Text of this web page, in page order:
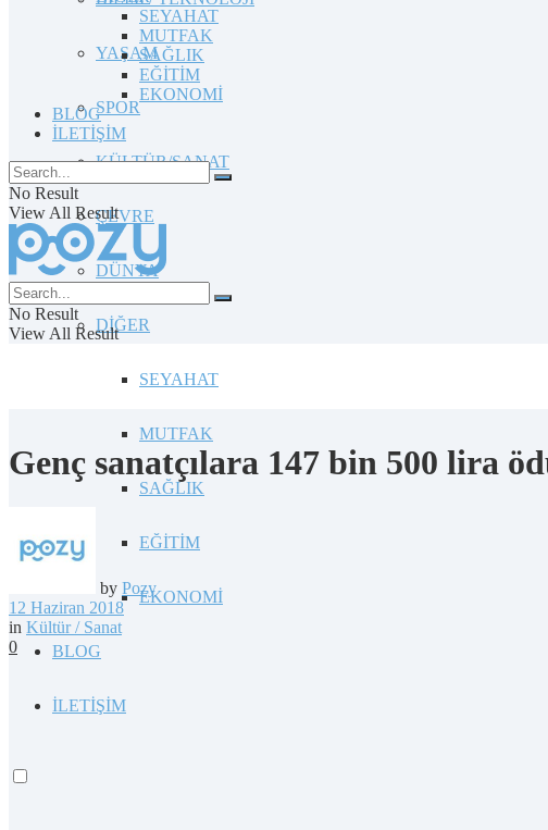
YAŞAM
SPOR
KÜLTÜR/SANAT
ÇEVRE
DÜNYA
DİĞER
SEYAHAT
MUTFAK
SAĞLIK
EĞİTİM
EKONOMİ
BLOG
İLETİŞİM
SEYAHAT
MUTFAK
SAĞLIK
EĞİTİM
EKONOMİ
BLOG
İLETİŞİM
No Result
View All Result
No Result
View All Result
Genç sanatçılara 147 bin 500 lira
by Pozy
12 Haziran 2018
in Kültür / Sanat
0